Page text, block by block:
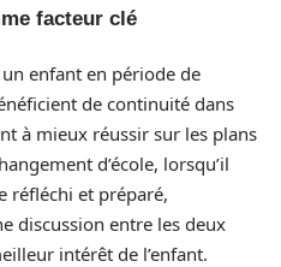
facteur clé
enfant en période de
de continuité dans
à mieux réussir sur les plans
d’école, lorsqu’il
réfléchi et préparé,
discussion entre les deux
intérêt de l’enfant.